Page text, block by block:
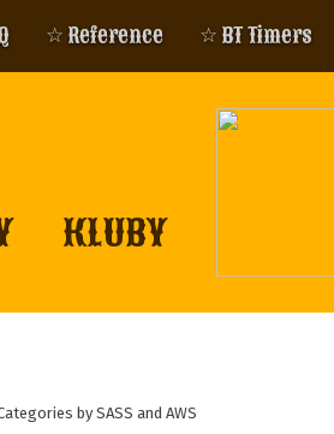
☆ Reference ☆ BT Timers
KLUBY
by SASS and AWS